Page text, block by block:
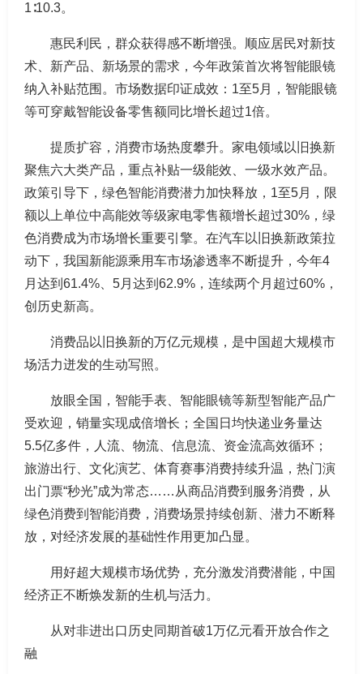
1∶10.3。
惠民利民，群众获得感不断增强。顺应居民对新技
术、新产品、新场景的需求，今年政策首次将智能眼镜
纳入补贴范围。市场数据印证成效：1至5月，智能眼镜
等可穿戴智能设备零售额同比增长超过1倍。
提质扩容，消费市场热度攀升。家电领域以旧换新
聚焦六大类产品，重点补贴一级能效、一级水效产品。
政策引导下，绿色智能消费潜力加快释放，1至5月，限
额以上单位中高能效等级家电零售额增长超过30%，绿
色消费成为市场增长重要引擎。在汽车以旧换新政策拉
动下，我国新能源乘用车市场渗透率不断提升，今年4
月达到61.4%、5月达到62.9%，连续两个月超过60%，
创历史新高。
消费品以旧换新的万亿元规模，是中国超大规模市
场活力迸发的生动写照。
放眼全国，智能手表、智能眼镜等新型智能产品广
受欢迎，销量实现成倍增长；全国日均快递业务量达
5.5亿多件，人流、物流、信息流、资金流高效循环；
旅游出行、文化演艺、体育赛事消费持续升温，热门演
出门票“秒光”成为常态……从商品消费到服务消费，从
绿色消费到智能消费，消费场景持续创新、潜力不断释
放，对经济发展的基础性作用更加凸显。
用好超大规模市场优势，充分激发消费潜能，中国
经济正不断焕发新的生机与活力。
从对非进出口历史同期首破1万亿元看开放合作之
融